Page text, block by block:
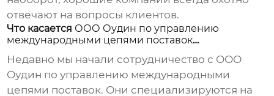
отвечают на вопросы клиентов.
Что касается ООО Оудин по управлению
международными цепями поставок…
Недавно мы начали сотрудничество с ООО
Оудин по управлению международными
цепями поставок. Они специализируются на